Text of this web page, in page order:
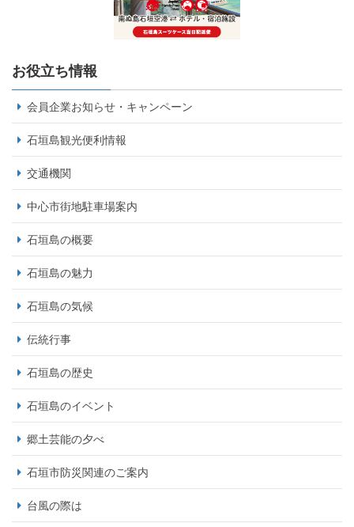
お役立ち情報
会員企業お知らせ・キャンペーン
石垣島観光便利情報
交通機関
中心市街地駐車場案内
石垣島の概要
石垣島の魅力
石垣島の気候
伝統行事
石垣島の歴史
石垣島のイベント
郷土芸能の夕べ
石垣市防災関連のご案内
台風の際は